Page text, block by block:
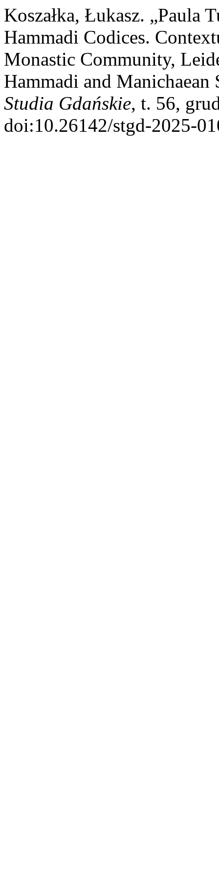
Koszałka, Łukasz. „Paula
Hammadi Codices.
Monastic Community,
Hammadi and
Studia Gdańskie, t. 56,
doi:10.26142/stgd-2025-